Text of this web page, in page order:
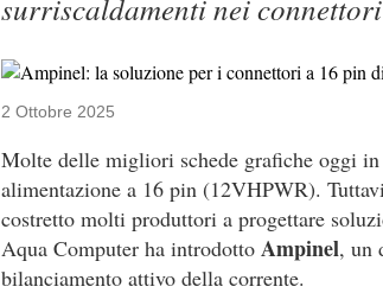
surriscaldamenti nei
2 Ottobre 2025
Molte delle migliori schede grafiche oggi
alimentazione a 16 pin (12VHPWR).
costretto molti produttori a progettare
Aqua Computer ha introdotto Ampinel, un
bilanciamento attivo della corrente.